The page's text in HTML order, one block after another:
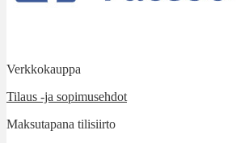
Verkkokauppa
Tilaus -ja sopimusehdot
Maksutapana tilisiirto